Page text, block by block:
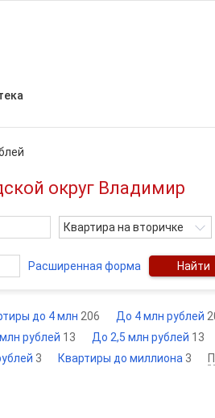
округ Владимир
Квартира на вторичке
Расширенная форма Найти
до 4 млн 206 До 4 млн рублей
рублей 13 До 2,5 млн рублей 13
3 Квартиры до миллиона 3